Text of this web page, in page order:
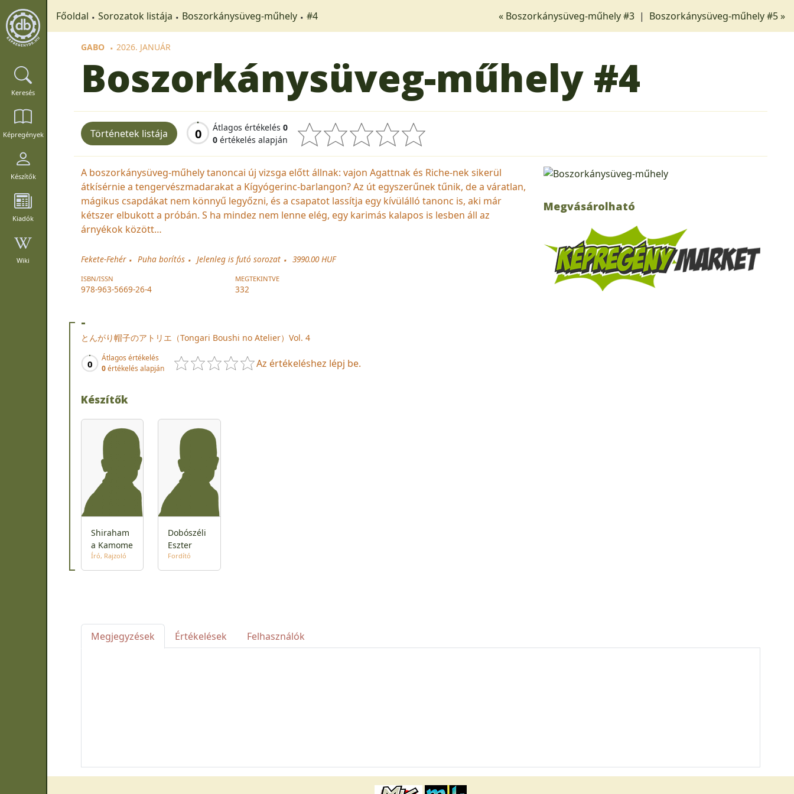
Keresés
Képregények
Készítők
Kiadók
Wiki
Főoldal Sorozatok listája Boszorkánysüveg-műhely #4 « Boszorkánysüveg-műhely #3 | Boszorkánysüveg-műhely #5 »
GABO 2026. JANUÁR
Boszorkánysüveg-műhely #4
Történetek listája 0 Átlagos értékelés 0
0 értékelés alapján
A boszorkánysüveg-műhely tanoncai új vizsga előtt állnak: vajon Agattnak és Riche-nek sikerül
átkísérnie a tengervészmadarakat a Kígyógerinc-barlangon? Az út egyszerűnek tűnik, de a váratlan,
mágikus csapdákat nem könnyű legyőzni, és a csapatot lassítja egy kívülálló tanonc is, aki már
kétszer elbukott a próbán. S ha mindez nem lenne elég, egy karimás kalapos is lesben áll az
árnyékok között…
Fekete-Fehér Puha borítós Jelenleg is futó sorozat 3990.00 HUF
ISBN/ISSN
978-963-5669-26-4
MEGTEKINTVE
332
-
とんがり帽子のアトリエ（Tongari Boushi no Atelier）Vol. 4
0
Átlagos értékelés
0értékelés alapján Az értékeléshez lépj be.
Készítők
Shiraham
a Kamome
Író Rajzoló
Dobószéli
Eszter
Fordító
Megvásárolható
Megjegyzések Értékelések Felhasználók